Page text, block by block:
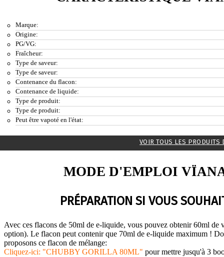
Marque:
Origine:
PG/VG:
Fraîcheur:
Type de saveur:
Type de saveur:
Contenance du flacon:
Contenance de liquide:
Type de produit:
Type de produit:
Peut être vapoté en l'état:
VOIR TOUS LES PRODUITS
MODE D'EMPLOI
PRÉPARATION SI VOUS
Avec ces flacons de 50ml de e-liquide, vous pouvez obtenir 60ml de
option). Le flacon peut contenir que 70ml de e-liquide maximum !
proposons ce flacon de mélange:
Cliquez-ici: "CHUBBY GORILLA 80ML" pour mettre jusqu'à 3